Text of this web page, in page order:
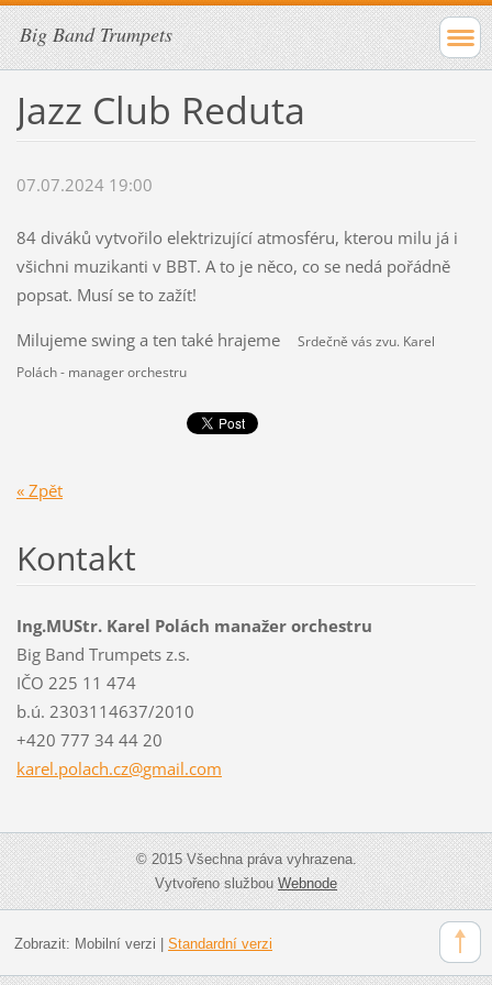
Big Band Trumpets
Jazz Club Reduta
07.07.2024 19:00
84 diváků vytvořilo elektrizující atmosféru, kterou milu já i
všichni muzikanti v BBT. A to je něco, co se nedá pořádně
popsat. Musí se to zažít!
Milujeme swing a ten také hrajeme Srdečně vás zvu. Karel
Polách - manager orchestru
« Zpět
Kontakt
Ing.MUStr. Karel Polách manažer orchestru
Big Band Trumpets z.s.
IČO 225 11 474
b.ú. 2303114637/2010
+420 777 34 44 20
karel.polach.cz@gmail.com
© 2015 Všechna práva vyhrazena.
Vytvořeno službouWebnode
Zobrazit: Mobilní verzi Standardní verzi